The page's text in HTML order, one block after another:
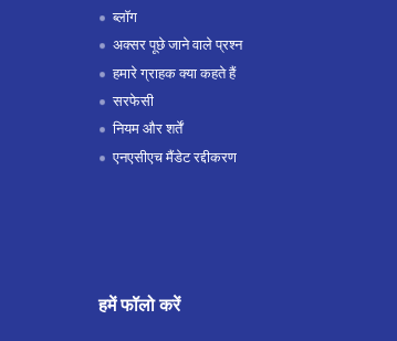
ब्लॉग
अक्सर पूछे जाने वाले प्रश्न
हमारे ग्राहक क्या कहते हैं
सरफेसी
नियम और शर्तें
एनएसीएच मैंडेट रद्दीकरण
हमें फॉलो करें